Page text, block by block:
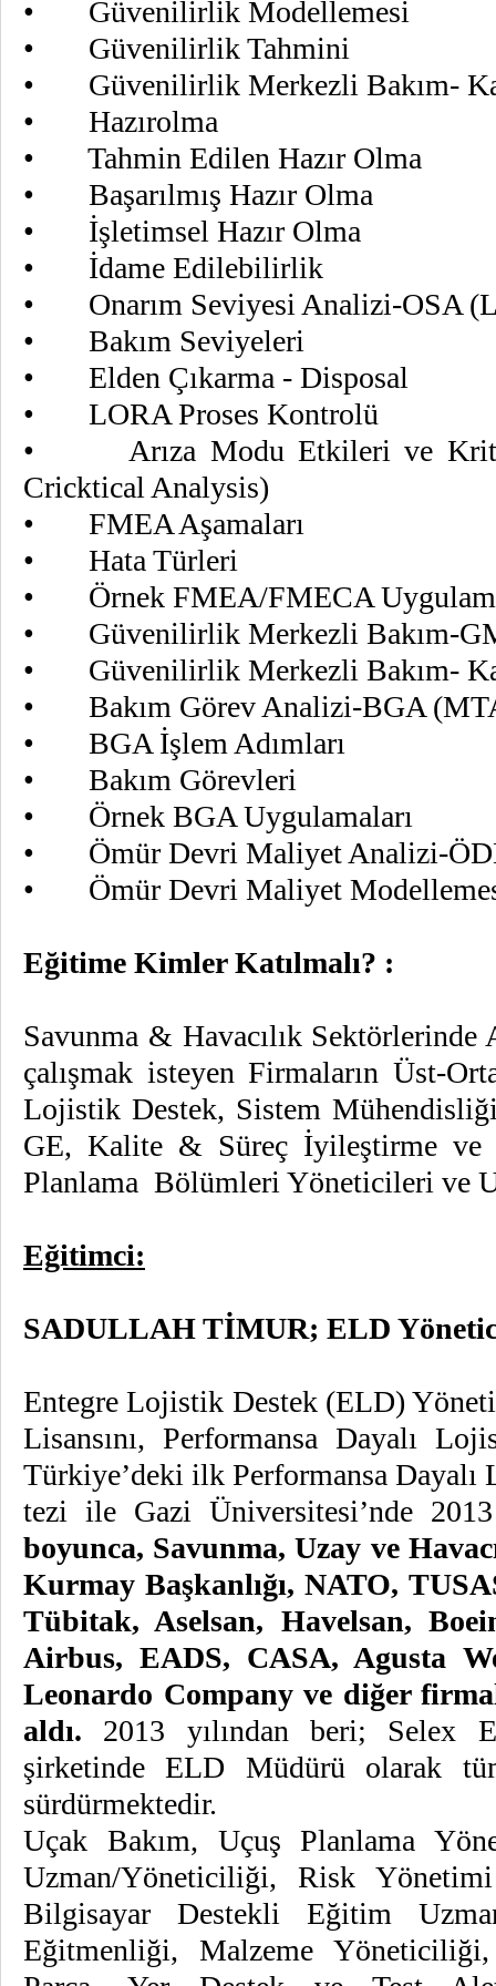
• Güvenilirlik Modellemesi
• Güvenilirlik Tahmini
• Güvenilirlik Merkezli Bakım-
• Hazırolma
• Tahmin Edilen Hazır Olma
• Başarılmış Hazır Olma
• İşletimsel Hazır Olma
• İdame Edilebilirlik
• Onarım Seviyesi Analizi-OSA
• Bakım Seviyeleri
• Elden Çıkarma - Disposal
• LORA Proses Kontrolü
• Arıza Modu Etkileri ve
Cricktical Analysis)
• FMEA Aşamaları
• Hata Türleri
• Örnek FMEA/FMECA
• Güvenilirlik Merkezli Bakım-
• Güvenilirlik Merkezli Bakım-
• Bakım Görev Analizi-BGA
• BGA İşlem Adımları
• Bakım Görevleri
• Örnek BGA Uygulamaları
• Ömür Devri Maliyet Analizi-
• Ömür Devri Maliyet
Eğitime Kimler Katılmalı? :
Savunma & Havacılık
çalışmak isteyen Firmaların Üst-
Lojistik Destek, Sistem
GE, Kalite & Süreç İyileştirme ve
Planlama Bölümleri Yöneticileri ve
Eğitimci:
SADULLAH TİMUR; ELD
Entegre Lojistik Destek (ELD)
Lisansını, Performansa Dayalı
Türkiye’deki ilk Performansa
tezi ile Gazi Üniversitesi’nde 2013
boyunca, Savunma, Uzay ve
Kurmay Başkanlığı, NATO,
Tübitak, Aselsan, Havelsan,
Airbus, EADS, CASA, Agusta
Leonardo Company ve diğer
aldı. 2013 yılından beri; Selex
şirketinde ELD Müdürü olarak
sürdürmektedir.
Uçak Bakım, Uçuş Planlama
Uzman/Yöneticiliği, Risk
Bilgisayar Destekli Eğitim
Eğitmenliği, Malzeme Yöneticiliği,